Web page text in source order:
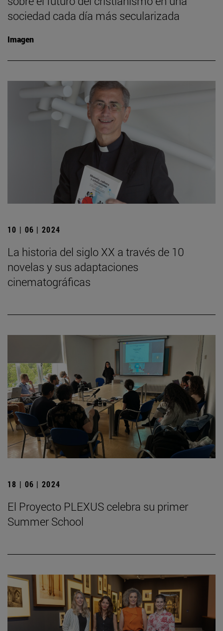
sociedad cada día más secularizada
Imagen
10 | 06 | 2024
La historia del siglo XX a través de 10
novelas y sus adaptaciones
cinematográficas
18 | 06 | 2024
El Proyecto PLEXUS celebra su primer
Summer School